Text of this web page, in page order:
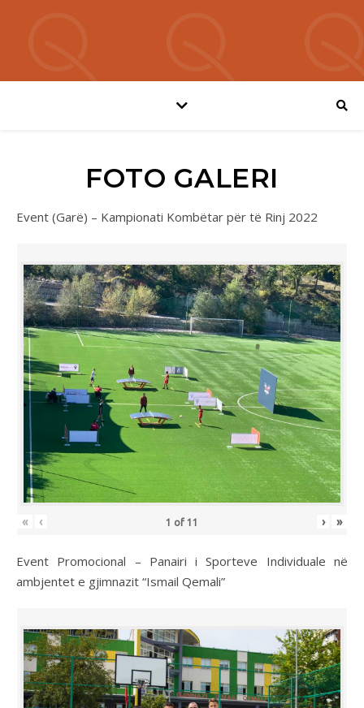
FOTO GALERI
Event (Garë) – Kampionati Kombëtar për të Rinj 2022
« ‹ 1 of 11 › »
Event Promocional – Panairi i Sporteve Individuale në
ambjentet e gjimnazit “Ismail Qemali”